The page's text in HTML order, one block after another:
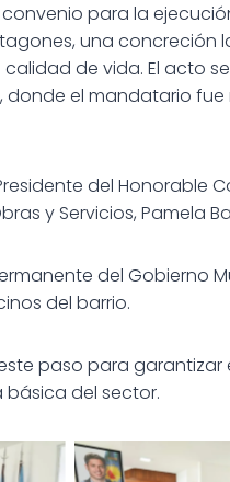
para la
una concreción
de vida. El acto
donde el mandatario
del Honorable
y Servicios, Pamela
del Gobierno
del barrio.
paso para garantizar
del sector.